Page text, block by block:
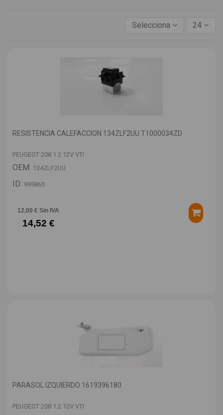
Selecciona 24
RESISTENCIA CALEFACCION 134ZLF2UU T1000034ZD
PEUGEOT 208 1.2 12V VTI
OEM: 134ZLF2UU
ID: 999865
12,00 € Sin IVA
14,52 €
PARASOL IZQUIERDO 1619396180
PEUGEOT 208 1.2 12V VTI